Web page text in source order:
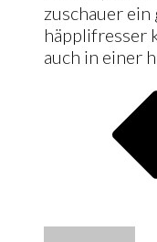
zuschauer
häpplifresser
auch in einer